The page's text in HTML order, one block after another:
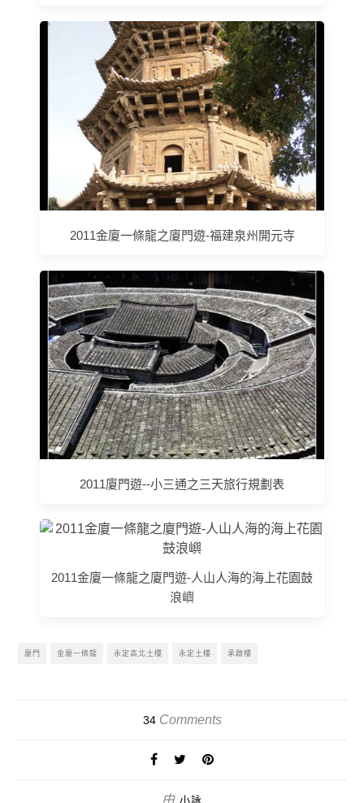
2011金廈一條龍之廈門遊-福建泉州開元寺
2011廈門遊--小三通之三天旅行規劃表
2011金廈一條龍之廈門遊-人山人海的海上花園鼓
浪嶼
廈門 金廈一條龍 永定高北土樓 永定土樓 承啟樓
34Comments
由 小詠